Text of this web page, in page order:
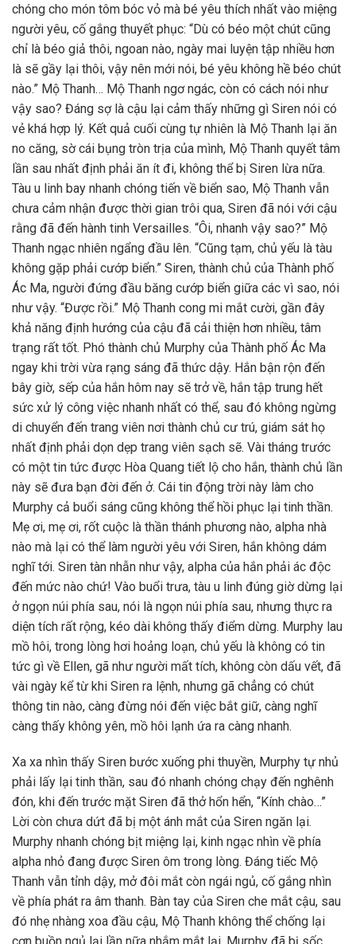
chóng cho món tôm bóc vỏ mà bé yêu thích nhất vào miệng
người yêu, cố gắng thuyết phục: “Dù có béo một chút cũng
chỉ là béo giả thôi, ngoan nào, ngày mai luyện tập nhiều hơn
là sẽ gầy lại thôi, vậy nên mới nói, bé yêu không hề béo chút
nào.” Mộ Thanh… Mộ Thanh ngơ ngác, còn có cách nói như
vậy sao? Đáng sợ là cậu lại cảm thấy những gì Siren nói có
vẻ khá hợp lý. Kết quả cuối cùng tự nhiên là Mộ Thanh lại ăn
no căng, sờ cái bụng tròn trịa của mình, Mộ Thanh quyết tâm
lần sau nhất định phải ăn ít đi, không thể bị Siren lừa nữa.
Tàu u linh bay nhanh chóng tiến về biển sao, Mộ Thanh vẫn
chưa cảm nhận được thời gian trôi qua, Siren đã nói với cậu
rằng đã đến hành tinh Versailles. “Ôi, nhanh vậy sao?” Mộ
Thanh ngạc nhiên ngẩng đầu lên. “Cũng tạm, chủ yếu là tàu
không gặp phải cướp biển.” Siren, thành chủ của Thành phố
Ác Ma, người đứng đầu băng cướp biển giữa các vì sao, nói
như vậy. “Được rồi.” Mộ Thanh cong mi mắt cười, gần đây
khả năng định hướng của cậu đã cải thiện hơn nhiều, tâm
trạng rất tốt. Phó thành chủ Murphy của Thành phố Ác Ma
ngay khi trời vừa rạng sáng đã thức dậy. Hắn bận rộn đến
bây giờ, sếp của hắn hôm nay sẽ trở về, hắn tập trung hết
sức xử lý công việc nhanh nhất có thể, sau đó không ngừng
di chuyển đến trang viên nơi thành chủ cư trú, giám sát họ
nhất định phải dọn dẹp trang viên sạch sẽ. Vài tháng trước
có một tin tức được Hòa Quang tiết lộ cho hắn, thành chủ lần
này sẽ đưa bạn đời đến ở. Cái tin động trời này làm cho
Murphy cả buổi sáng cũng không thể hồi phục lại tinh thần.
Mẹ ơi, mẹ ơi, rốt cuộc là thần thánh phương nào, alpha nhà
nào mà lại có thể làm người yêu với Siren, hắn không dám
nghĩ tới. Siren tàn nhẫn như vậy, alpha của hắn phải ác độc
đến mức nào chứ! Vào buổi trưa, tàu u linh đúng giờ dừng lại
ở ngọn núi phía sau, nói là ngọn núi phía sau, nhưng thực ra
diện tích rất rộng, kéo dài không thấy điểm dừng. Murphy lau
mồ hôi, trong lòng hơi hoảng loạn, chủ yếu là không có tin
tức gì về Ellen, gã như người mất tích, không còn dấu vết, đã
vài ngày kể từ khi Siren ra lệnh, nhưng gã chẳng có chút
thông tin nào, càng đừng nói đến việc bắt giữ, càng nghĩ
càng thấy không yên, mồ hôi lạnh ứa ra càng nhanh.
Xa xa nhìn thấy Siren bước xuống phi thuyền, Murphy tự nhủ
phải lấy lại tinh thần, sau đó nhanh chóng chạy đến nghênh
đón, khi đến trước mặt Siren đã thở hổn hển, “Kính chào…”
Lời còn chưa dứt đã bị một ánh mắt của Siren ngăn lại.
Murphy nhanh chóng bịt miệng lại, kinh ngạc nhìn về phía
alpha nhỏ đang được Siren ôm trong lòng. Đáng tiếc Mộ
Thanh vẫn tỉnh dậy, mở đôi mắt còn ngái ngủ, cố gắng nhìn
về phía phát ra âm thanh. Bàn tay của Siren che mắt cậu, sau
đó nhẹ nhàng xoa đầu cậu, Mộ Thanh không thể chống lại